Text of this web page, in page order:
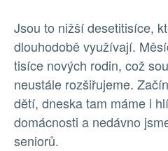
Jsou to nižší desetitisíce,
dlouhodobě využívají.
tisíce nových rodin, což
neustále rozšiřujeme.
dětí, dneska tam máme i
domácnosti a nedávno
seniorů.